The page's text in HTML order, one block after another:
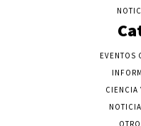
EVENTOS
CIENCIA